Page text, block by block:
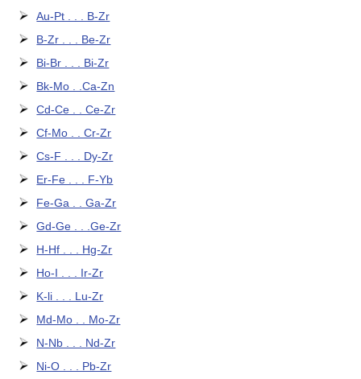
Au-Pt . . . B-Zr
B-Zr . . . Be-Zr
Bi-Br . . . Bi-Zr
Bk-Mo . .Ca-Zn
Cd-Ce . . Ce-Zr
Cf-Mo . . Cr-Zr
Cs-F . . . Dy-Zr
Er-Fe . . . F-Yb
Fe-Ga . . Ga-Zr
Gd-Ge . . .Ge-Zr
H-Hf . . . Hg-Zr
Ho-I . . . Ir-Zr
K-li . . . Lu-Zr
Md-Mo . . Mo-Zr
N-Nb . . . Nd-Zr
Ni-O . . . Pb-Zr